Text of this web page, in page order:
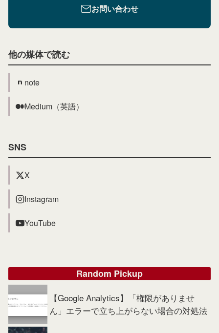
お問い合わせ
他の媒体で読む
note
Medium（英語）
SNS
X
Instagram
YouTube
Random Pickup
【Google Analytics】「権限がありませ
ん」エラーで立ち上がらない場合の対処法